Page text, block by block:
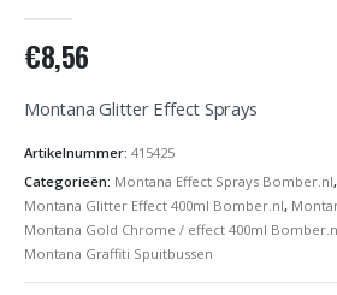
€8,56
Montana Glitter Effect Sprays
Artikelnummer: 415425
Categorieën: Montana Effect Sprays Bomber.nl,
Montana Glitter Effect 400ml Bomber.nl,
Montana Gold Chrome / effect 400ml
Montana Graffiti Spuitbussen